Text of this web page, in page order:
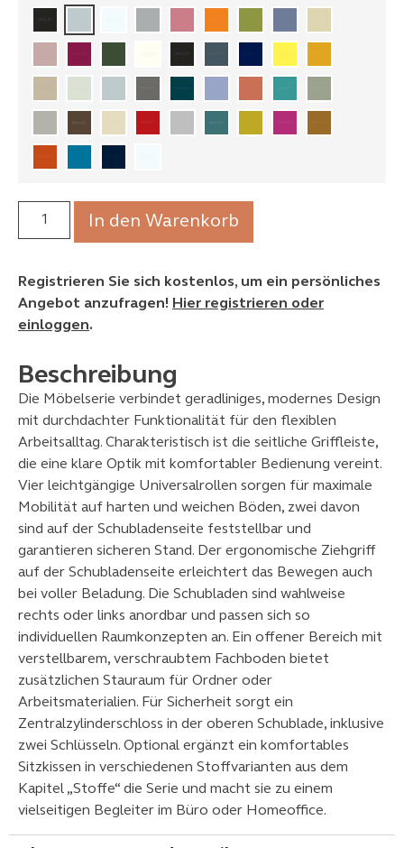
In den Warenkorb
Registrieren Sie sich kostenlos, um ein persönliches
Angebot anzufragen! Hier registrieren oder
einloggen.
Beschreibung
Die Möbelserie verbindet geradliniges, modernes Design
mit durchdachter Funktionalität für den flexiblen
Arbeitsalltag. Charakteristisch ist die seitliche Griffleiste,
die eine klare Optik mit komfortabler Bedienung vereint.
Vier leichtgängige Universalrollen sorgen für maximale
Mobilität auf harten und weichen Böden, zwei davon
sind auf der Schubladenseite feststellbar und
garantieren sicheren Stand. Der ergonomische Ziehgriff
auf der Schubladenseite erleichtert das Bewegen auch
bei voller Beladung. Die Schubladen sind wahlweise
rechts oder links anordbar und passen sich so
individuellen Raumkonzepten an. Ein offener Bereich mit
verstellbarem, verschraubtem Fachboden bietet
zusätzlichen Stauraum für Ordner oder
Arbeitsmaterialien. Für Sicherheit sorgt ein
Zentralzylinderschloss in der oberen Schublade, inklusive
zwei Schlüsseln. Optional ergänzt ein komfortables
Sitzkissen in verschiedenen Stoffvarianten aus dem
Kapitel „Stoffe“ die Serie und macht sie zu einem
vielseitigen Begleiter im Büro oder Homeoffice.